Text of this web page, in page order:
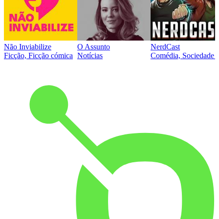
Não Inviabilize
Ficção, Ficção cómica
O Assunto
Notícias
NerdCast
Comédia, Sociedade